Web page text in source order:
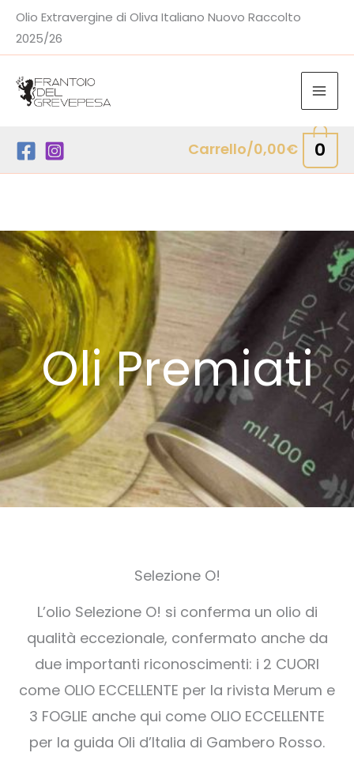
VaiOlio Extravergine di Oliva Italiano Nuovo Raccolto
2025/26
Carrello/0,00€ 0
Oli Premiati
Selezione O!
L’olio Selezione O! si conferma un olio di
qualità eccezionale, confermato anche da
due importanti riconoscimenti: i 2 CUORI
come OLIO ECCELLENTE per la rivista Merum e
3 FOGLIE anche qui come OLIO ECCELLENTE
per la guida Oli d’Italia di Gambero Rosso.